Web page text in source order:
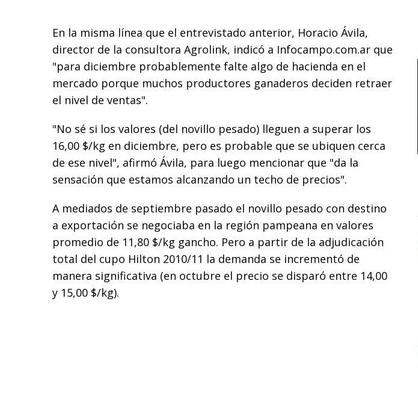
En la misma línea que el entrevistado anterior, Horacio Ávila,
director de la consultora Agrolink, indicó a Infocampo.com.ar que
"para diciembre probablemente falte algo de hacienda en el
mercado porque muchos productores ganaderos deciden retraer
el nivel de ventas".
"No sé si los valores (del novillo pesado) lleguen a superar los
16,00 $/kg en diciembre, pero es probable que se ubiquen cerca
de ese nivel", afirmó Ávila, para luego mencionar que "da la
sensación que estamos alcanzando un techo de precios".
A mediados de septiembre pasado el novillo pesado con destino
a exportación se negociaba en la región pampeana en valores
promedio de 11,80 $/kg gancho. Pero a partir de la adjudicación
total del cupo Hilton 2010/11 la demanda se incrementó de
manera significativa (en octubre el precio se disparó entre 14,00
y 15,00 $/kg).